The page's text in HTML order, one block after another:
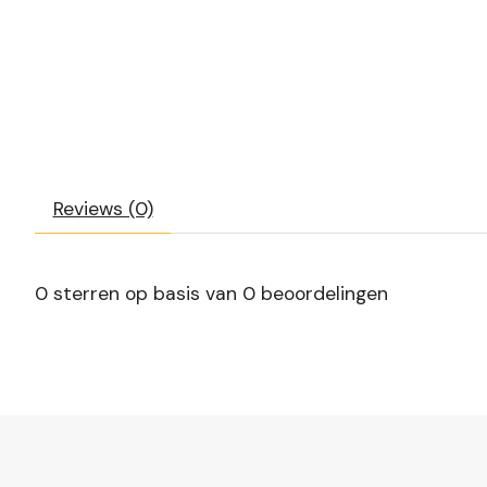
Reviews (0)
0 sterren op basis van 0 beoordelingen